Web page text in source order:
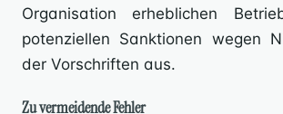
Organisation erheblichen
potenziellen Sanktionen wegen
der Vorschriften aus.
Zu vermeidende Fehler